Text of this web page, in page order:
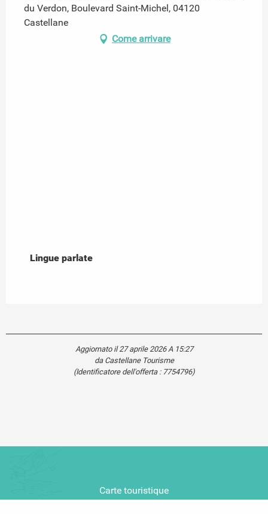
du Verdon, Boulevard Saint-Michel, 04120
Castellane
Come arrivare
Lingue parlate
Lingue parlate
Aggiornato il 27 aprile 2026 A 15:27
da Castellane Tourisme
(Identificatore dell'offerta : 7754796)
Carte touristique